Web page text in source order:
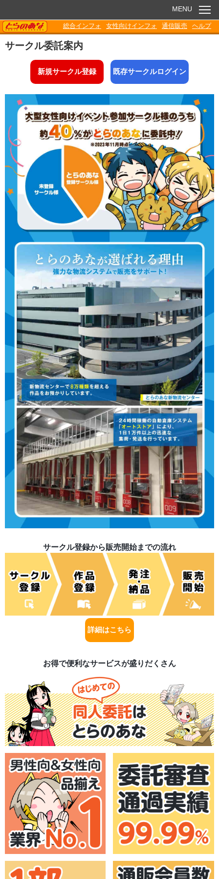
お知らせ
電子書籍
Q&A
各種ダウンロード
MENU
TORANOANA
総合インフォ 女性向けインフォ 通信販売 ヘルプ
サークル委託案内
新規サークル登録 既存サークルログイン
サークル登録から販売開始までの流れ
詳細はこちら
お得で便利なサービスが盛りだくさん